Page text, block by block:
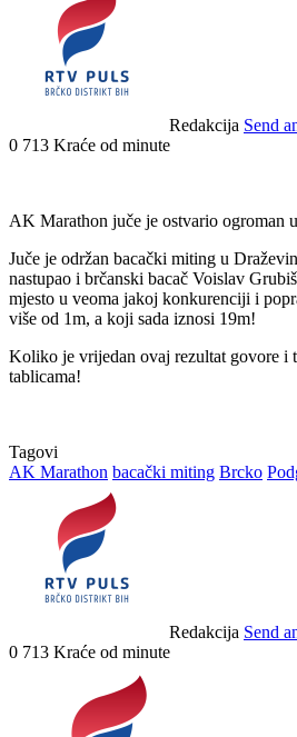
Redakcija Send
0 713 Kraće od minute
AK Marathon juče je ostvario ogroman
Juče je održan bacački miting u
nastupao i brčanski bacač Voislav
mjesto u veoma jakoj konkurenciji i
više od 1m, a koji sada iznosi 19m!
Koliko je vrijedan ovaj rezultat govore
tablicama!
Tagovi
AK Marathon bacački miting Brcko
Redakcija Send
0 713 Kraće od minute